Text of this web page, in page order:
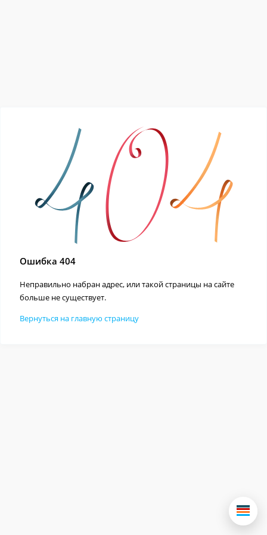
Ошибка 404
Неправильно набран адрес, или такой страницы на сайте
больше не существует.
Вернуться на главную страницу